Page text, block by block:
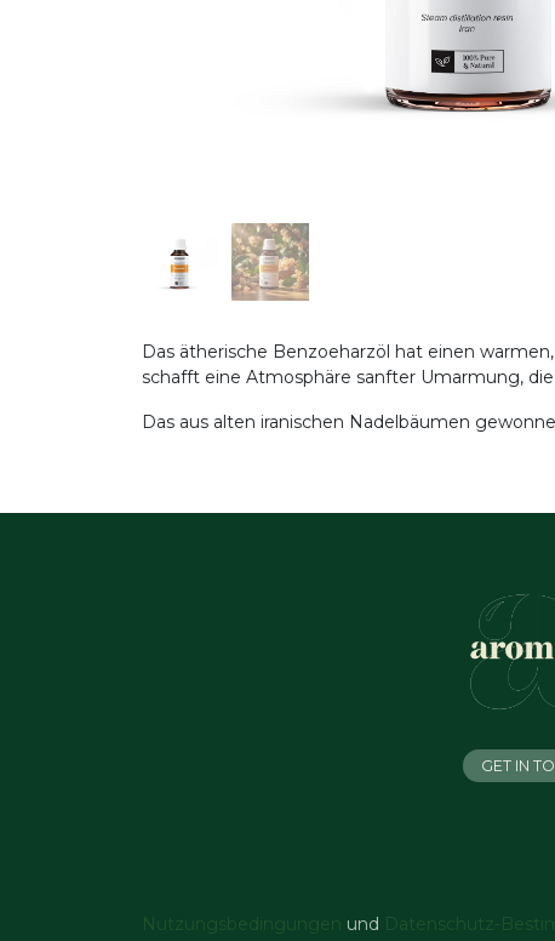
Das ätherische Benzoeharzöl hat einen
schafft eine Atmosphäre sanfter Umarmung,
Das aus alten iranischen Nadelbäumen
GET IN
Nutzungsbedingungen und Datenschutz-